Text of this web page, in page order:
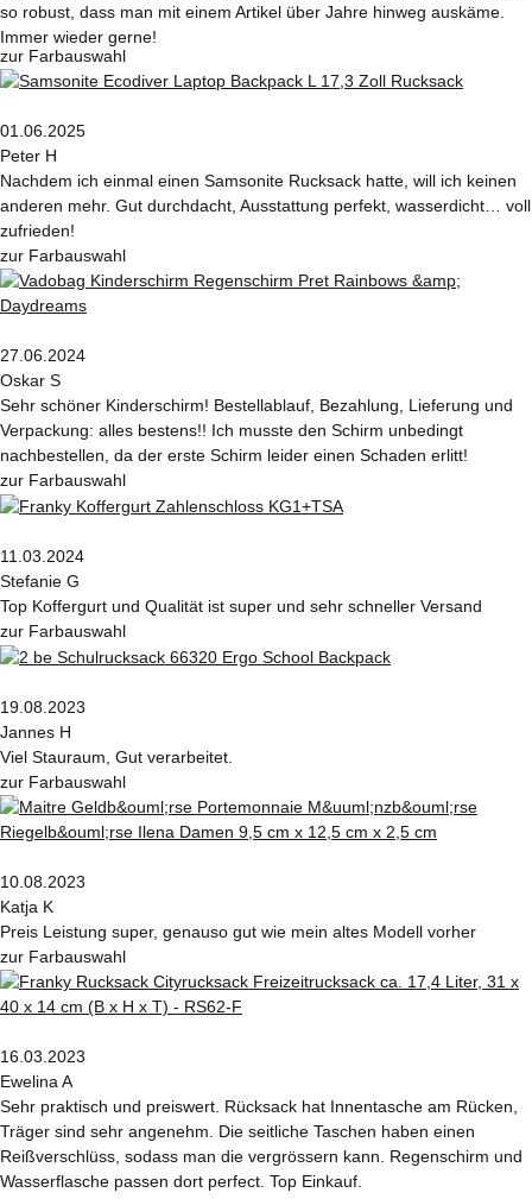
so robust, dass man mit einem Artikel über Jahre hinweg auskäme.
Immer wieder gerne!
zur Farbauswahl
01.06.2025
Peter H
Nachdem ich einmal einen Samsonite Rucksack hatte, will ich keinen
anderen mehr. Gut durchdacht, Ausstattung perfekt, wasserdicht… voll
zufrieden!
zur Farbauswahl
27.06.2024
Oskar S
Sehr schöner Kinderschirm! Bestellablauf, Bezahlung, Lieferung und
Verpackung: alles bestens!! Ich musste den Schirm unbedingt
nachbestellen, da der erste Schirm leider einen Schaden erlitt!
zur Farbauswahl
11.03.2024
Stefanie G
Top Koffergurt und Qualität ist super und sehr schneller Versand
zur Farbauswahl
19.08.2023
Jannes H
Viel Stauraum, Gut verarbeitet.
zur Farbauswahl
10.08.2023
Katja K
Preis Leistung super, genauso gut wie mein altes Modell vorher
zur Farbauswahl
16.03.2023
Ewelina A
Sehr praktisch und preiswert. Rücksack hat Innentasche am Rücken,
Träger sind sehr angenehm. Die seitliche Taschen haben einen
Reißverschlüss, sodass man die vergrössern kann. Regenschirm und
Wasserflasche passen dort perfect. Top Einkauf.